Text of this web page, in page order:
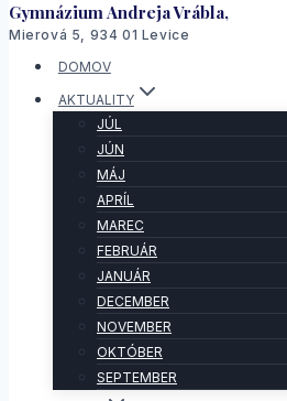
Gymnázium Andreja Vrábla,
Mierová 5, 934 01 Levice
DOMOV
AKTUALITY
JÚL
JÚN
MÁJ
APRÍL
MAREC
FEBRUÁR
JANUÁR
DECEMBER
NOVEMBER
OKTÓBER
SEPTEMBER